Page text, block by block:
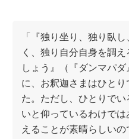
「『独り坐り、独り臥
く、独り自分自身を調
しょう』（『ダンマパ
に、お釈迦さまはひと
た。ただし、ひとりで
いと仰っているわけで
えることが素晴らしい